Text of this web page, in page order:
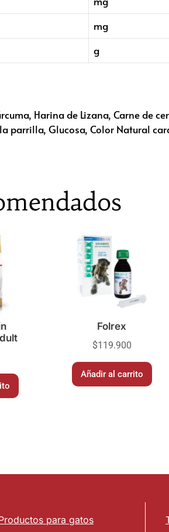
mg
g
Harina de Lizana, Carne de
parrilla, Glucosa, Color Natural
Folrex
$119.900
Añadir al carrito
para gatos